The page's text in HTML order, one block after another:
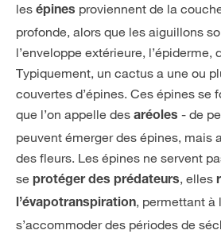
les épines proviennent de la
profonde, alors que les aiguillons
l’enveloppe extérieure, l’épiderme,
Typiquement, un cactus a une ou
couvertes d’épines. Ces épines se
que l’on appelle des aréoles - de
peuvent émerger des épines, mais
des fleurs. Les épines ne servent
se protéger des prédateurs, elles
l’évapotranspiration, permettant à
s’accommoder des périodes de